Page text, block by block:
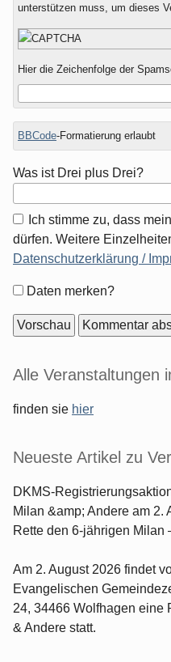
unterstützen muss, um dieses
Hier die Zeichenfolge der
BBCode-Formatierung erlaubt
Was ist Drei plus Drei?
Ich stimme zu, dass
dürfen. Weitere
Datenschutzerklärung /
Formular-
Daten merken?
Seitenleiste
Alle Veranstaltungen
finden sie hier
Neueste Artikel zu
DKMS-
Milan &amp; Andere am 2.
Rette den 6-jährigen Milan
Am 2. August 2026 findet
Evangelischen
24, 34466 Wolfhagen eine
& Andere statt.